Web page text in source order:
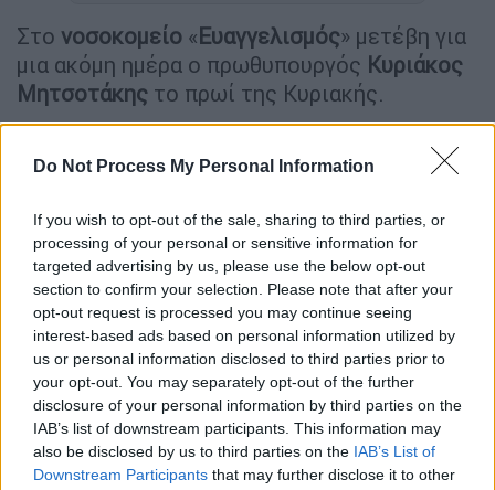
Do Not Process My Personal Information
If you wish to opt-out of the sale, sharing to third parties, or
processing of your personal or sensitive information for
targeted advertising by us, please use the below opt-out
section to confirm your selection. Please note that after your
opt-out request is processed you may continue seeing
interest-based ads based on personal information utilized by
us or personal information disclosed to third parties prior to
your opt-out. You may separately opt-out of the further
disclosure of your personal information by third parties on the
IAB’s list of downstream participants. This information may
also be disclosed by us to third parties on the IAB’s List of
Downstream Participants that may further disclose it to other
Στο νοσοκομείο «Ευαγγελισμός» μετέβη για
μια ακόμη ημέρα ο πρωθυπουργός Κυριάκος
Μητσοτάκης το πρωί της Κυριακής.
βρίσκεται η σύζυγός του, κυρίαΜαρέβα
Γκραμπόφσκι – Μητσοτάκη, η οποία εισήχθη
μεέντονο κοιλιακό άλγος,την Παρασκευή
(17/04) και υπεβλήθη με επιτυχία σε
λαπαροτομία για την αντιμετώπιση
αποφρακτικού ειλεού. Ο πρωθυπουργός
έφτασε στο νοσοκομείο λίγο μετά τις 8:30
το πρωί της Κυριακής, παρέμεινε για
τέσσερις ώρες και κατά τις 12:30
αναχώρησε.